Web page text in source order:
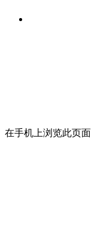
在手机上浏览此页面